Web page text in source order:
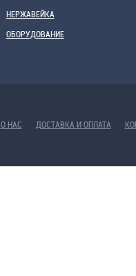
НЕРЖАВЕЙКА
ОБОРУДОВАНИЕ
О НАС ДОСТАВКА И ОПЛАТА